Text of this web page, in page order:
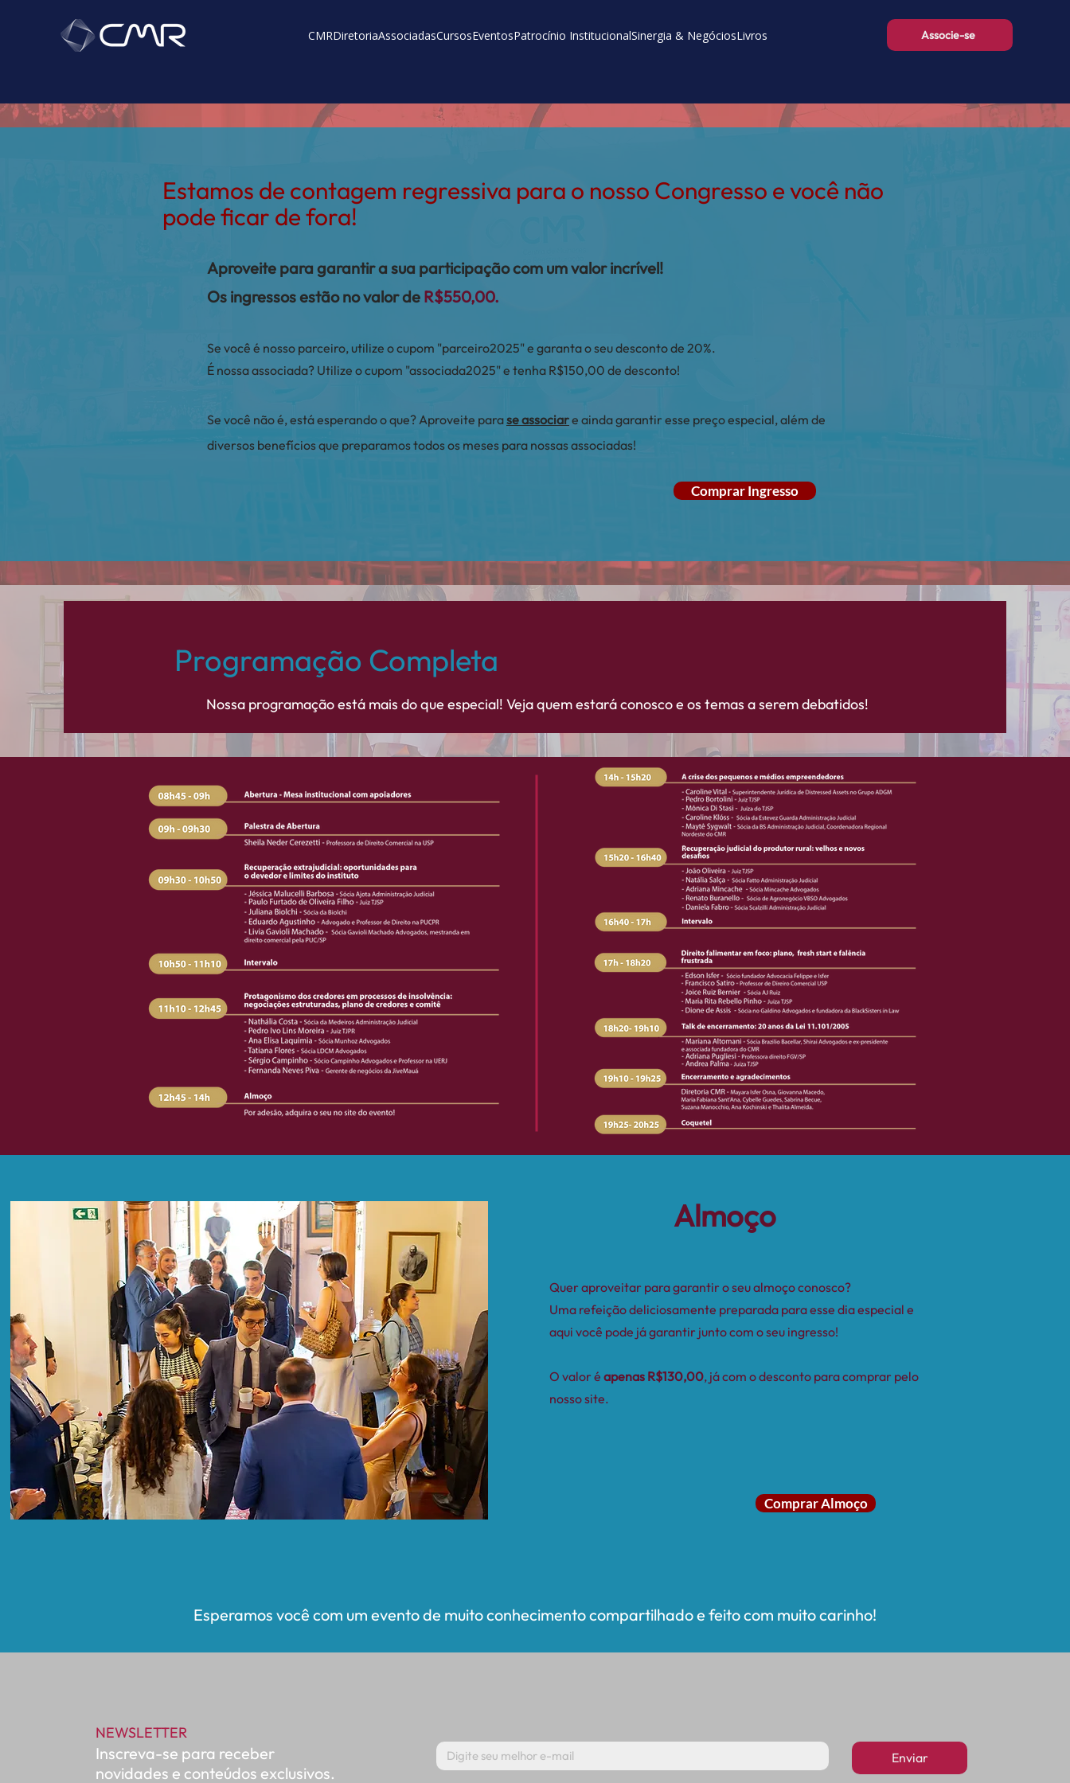
CMRDiretoriaAssociadasCursosEventosPatrocínio InstitucionalSinergia & NegóciosLivros Associe-se
Estamos de contagem regressiva para o nosso Congresso e você não
pode ficar de fora!
Aproveite para garantir a sua participação com um valor incrível!
Os ingressos estão no valor de R$550,00.
Se você é nosso parceiro, utilize o cupom "parceiro2025" e garanta o seu desconto de 20%.
É nossa associada? Utilize o cupom "associada2025" e tenha R$150,00 de desconto!
Se você não é, está esperando o que? Aproveite parase associare ainda garantir esse preço especial, além de
diversos benefícios que preparamos todos os meses para nossas associadas!
Comprar Ingresso
Programação Completa
Nossa programação está mais do que especial! Veja quem estará conosco e os temas a serem debatidos!
Almoço
Quer aproveitar para garantir o seu almoço conosco?
Uma refeição deliciosamente preparada para esse dia especial e
aqui você pode já garantir junto com o seu ingresso!
O valor é apenas R$130,00, já com o desconto para comprar pelo
nosso site.
Comprar Almoço
Esperamos você com um evento de muito conhecimento compartilhado e feito com muito carinho!
NEWSLETTER
Inscreva-se para receber
novidades e conteúdos exclusivos.
Enviar